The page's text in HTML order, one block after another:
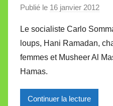
t
Publié le 16 janvier 2012
r
M
Le socialiste Carlo
loups, Hani Ramadan,
femmes et Musheer Al
Hamas.
Continuer la lecture